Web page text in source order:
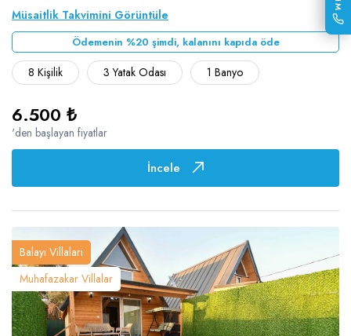
Müsaitlik Takvimini Görüntüle
Ödemenin %20 şimdi, kalanını kapıda öde
8 Kişilik 3 Yatak Odası 1 Banyo
6.500 ₺
'den başlayan fiyatlar
İncele
Balayı Villaları
Muhafazakar Villalar